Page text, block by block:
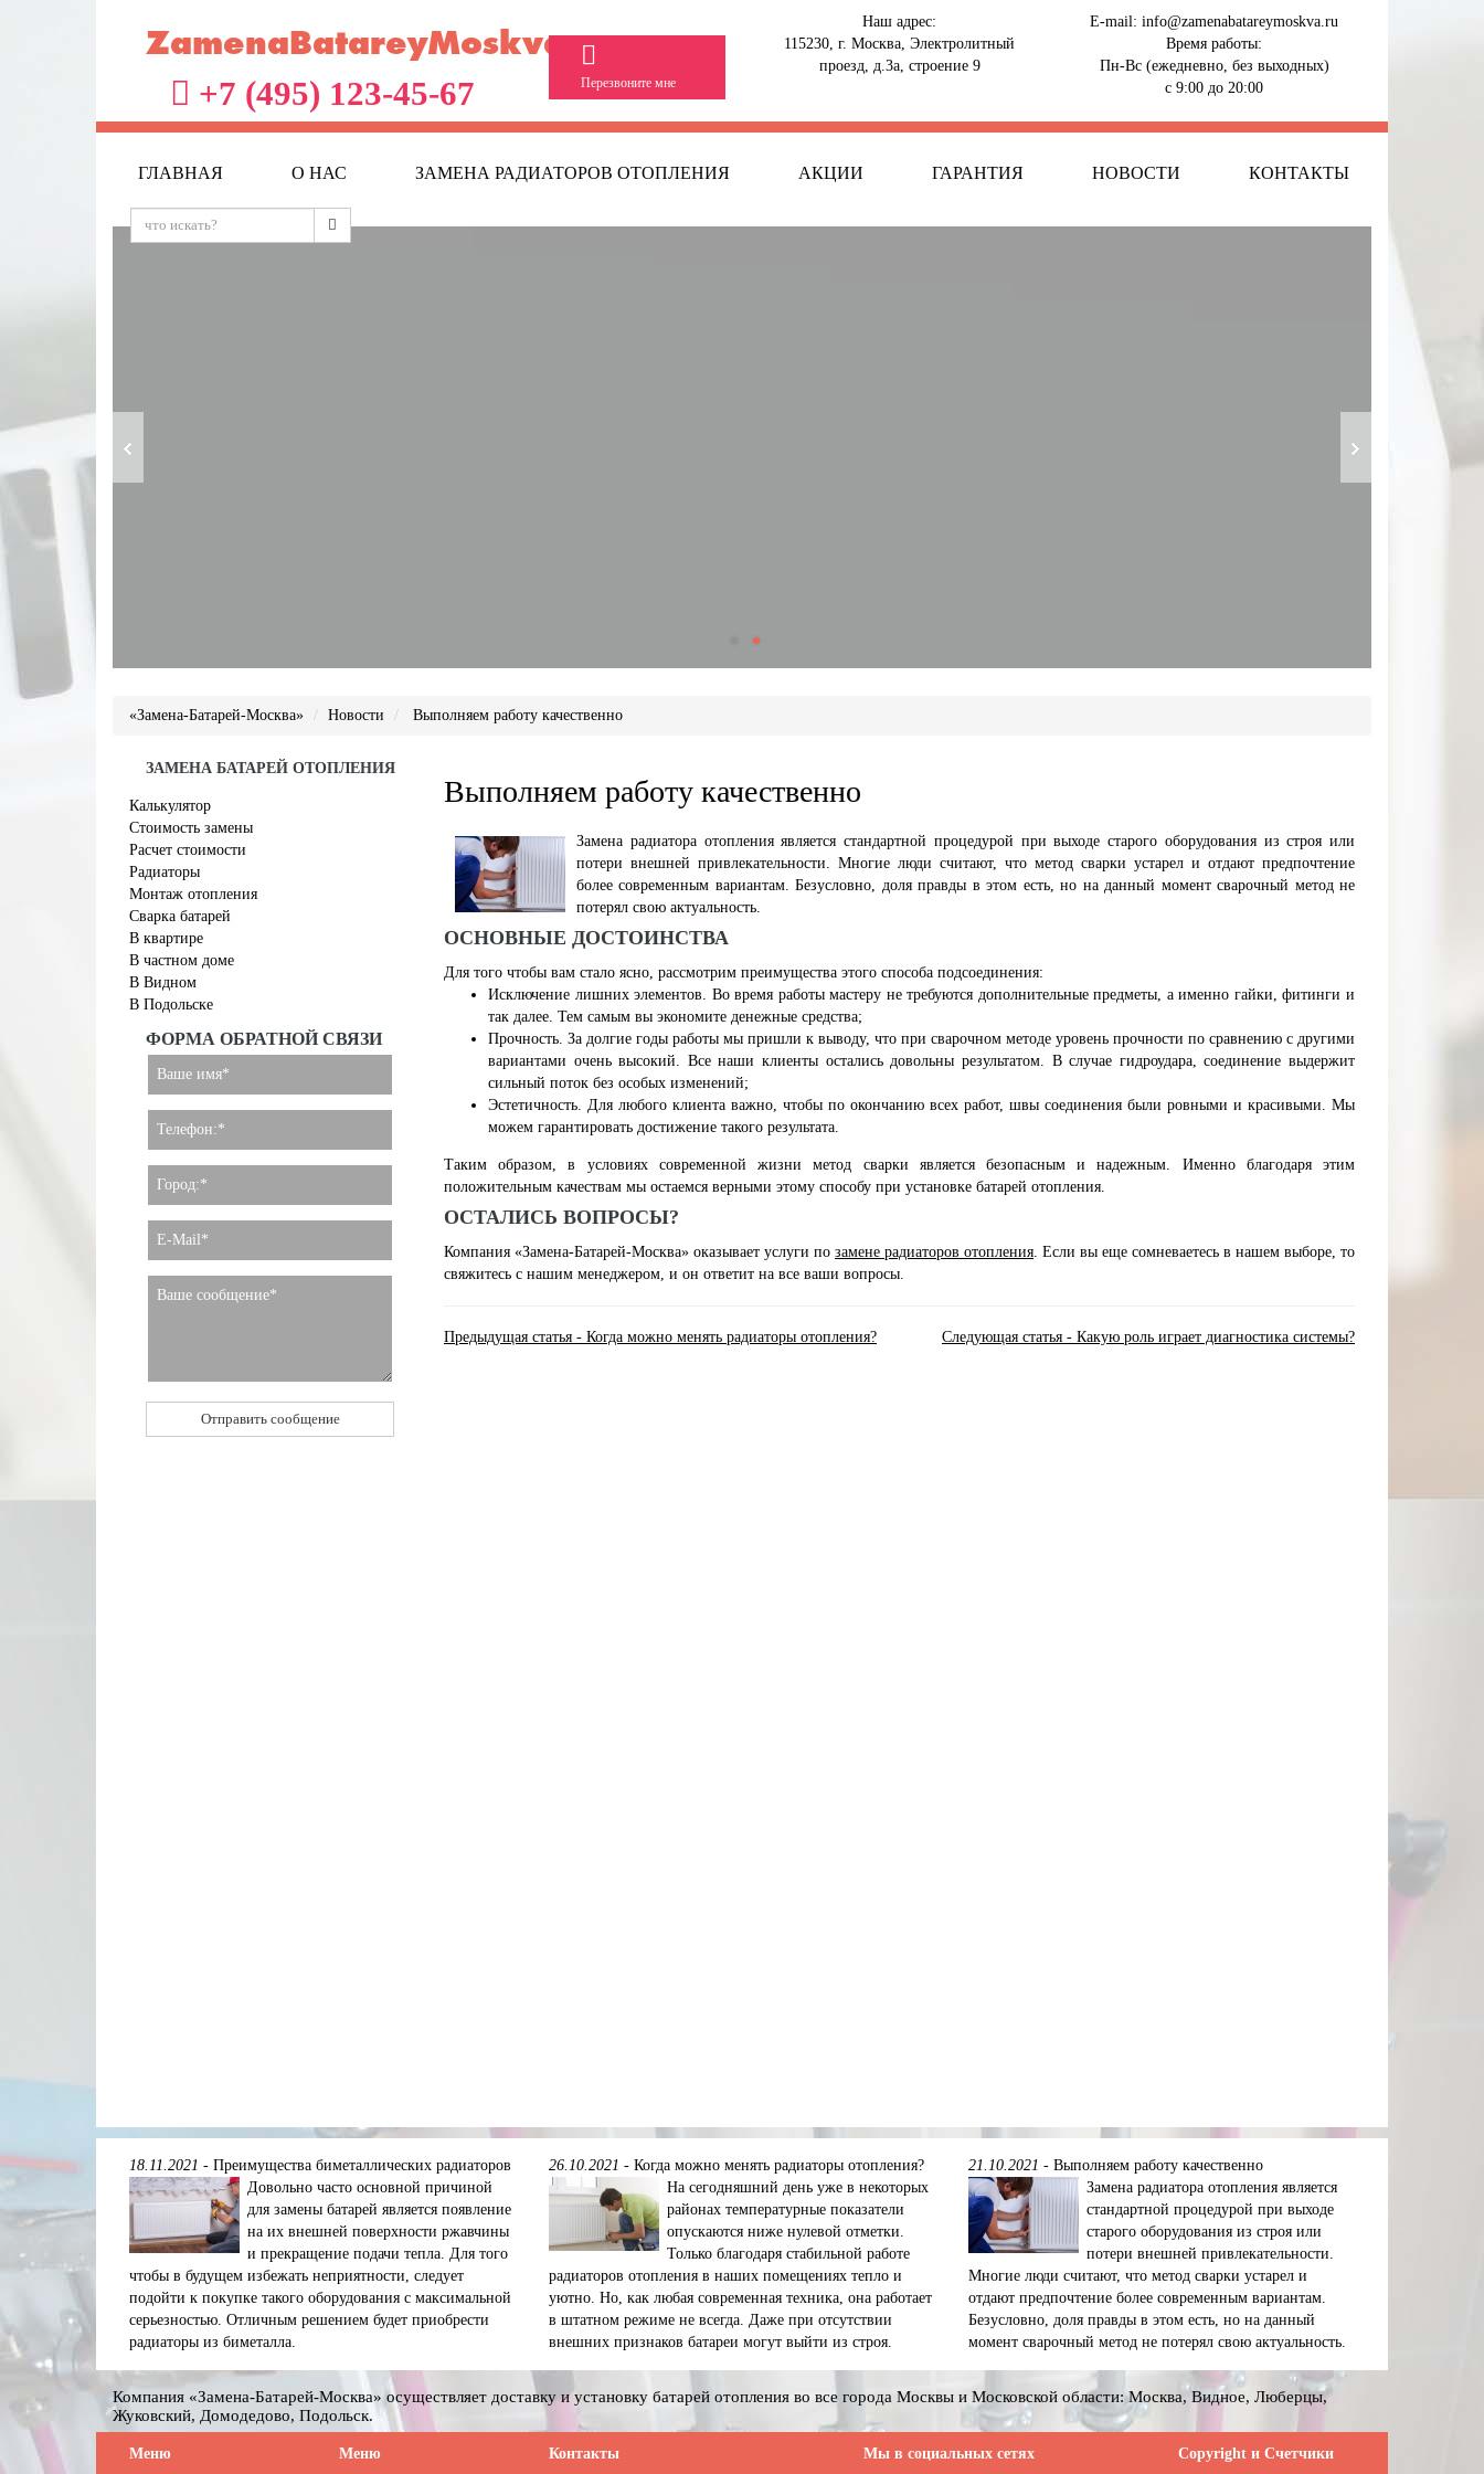
ZamenaBatareyMoskva.ru
+7 (495) 123-45-67 Перезвоните мне
Наш адрес:
115230, г. Москва, Электролитный
проезд, д.3а, строение 9
E-mail: info@zamenabatareymoskva.ru
Время работы:
Пн-Вс (ежедневно, без выходных)
с 9:00 до 20:00
ГЛАВНАЯ О НАС ЗАМЕНА РАДИАТОРОВ ОТОПЛЕНИЯ АКЦИИ ГАРАНТИЯ НОВОСТИ КОНТАКТЫ
«Замена-Батарей-Москва» Новости Выполняем работу качественно
ЗАМЕНА БАТАРЕЙ ОТОПЛЕНИЯ
Калькулятор
Стоимость замены
Расчет стоимости
Радиаторы
Монтаж отопления
Сварка батарей
В квартире
В частном доме
В Видном
В Подольске
ФОРМА ОБРАТНОЙ СВЯЗИ
Выполняем работу качественно
Замена радиатора отопления является стандартной процедурой при выходе старого оборудования из строя или
потери внешней привлекательности. Многие люди считают, что метод сварки устарел и отдают предпочтение
более современным вариантам. Безусловно, доля правды в этом есть, но на данный момент сварочный метод не
потерял свою актуальность.
ОСНОВНЫЕ ДОСТОИНСТВА
Для того чтобы вам стало ясно, рассмотрим преимущества этого способа подсоединения:
Исключение лишних элементов. Во время работы мастеру не требуются дополнительные предметы, а именно гайки, фитинги и
так далее. Тем самым вы экономите денежные средства;
Прочность. За долгие годы работы мы пришли к выводу, что при сварочном методе уровень прочности по сравнению с другими
вариантами очень высокий. Все наши клиенты остались довольны результатом. В случае гидроудара, соединение выдержит
сильный поток без особых изменений;
Эстетичность. Для любого клиента важно, чтобы по окончанию всех работ, швы соединения были ровными и красивыми. Мы
можем гарантировать достижение такого результата.
Таким образом, в условиях современной жизни метод сварки является безопасным и надежным. Именно благодаря этим
положительным качествам мы остаемся верными этому способу при установке батарей отопления.
ОСТАЛИСЬ ВОПРОСЫ?
Компания «Замена-Батарей-Москва» оказывает услуги по замене радиаторов отопления. Если вы еще сомневаетесь в нашем выборе, то
свяжитесь с нашим менеджером, и он ответит на все ваши вопросы.
Предыдущая статья - Когда можно менять радиаторы отопления? Следующая статья - Какую роль играет диагностика системы?
18.11.2021 - Преимущества биметаллических радиаторов
Довольно часто основной причиной
для замены батарей является появление
на их внешней поверхности ржавчины
и прекращение подачи тепла. Для того
чтобы в будущем избежать неприятности, следует
подойти к покупке такого оборудования с максимальной
серьезностью. Отличным решением будет приобрести
радиаторы из биметалла.
26.10.2021 - Когда можно менять радиаторы отопления?
На сегодняшний день уже в некоторых
районах температурные показатели
опускаются ниже нулевой отметки.
Только благодаря стабильной работе
радиаторов отопления в наших помещениях тепло и
уютно. Но, как любая современная техника, она работает
в штатном режиме не всегда. Даже при отсутствии
внешних признаков батареи могут выйти из строя.
21.10.2021 - Выполняем работу качественно
Замена радиатора отопления является
стандартной процедурой при выходе
старого оборудования из строя или
потери внешней привлекательности.
Многие люди считают, что метод сварки устарел и
отдают предпочтение более современным вариантам.
Безусловно, доля правды в этом есть, но на данный
момент сварочный метод не потерял свою актуальность.
Компания «Замена-Батарей-Москва» осуществляет доставку и установку батарей отопления во все города Москвы и Московской области: Москва, Видное, Люберцы,
Жуковский, Домодедово, Подольск.
Меню Меню Контакты Мы в социальных сетях Сopyright и Счетчики